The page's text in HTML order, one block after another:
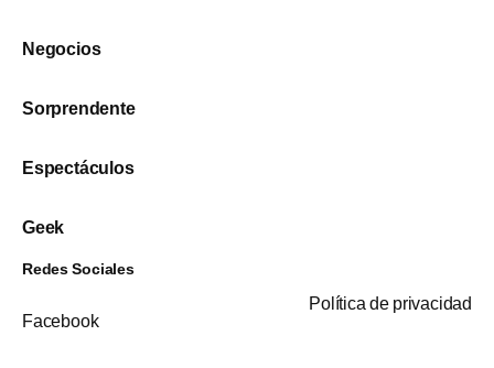
Negocios
Sorprendente
Espectáculos
Geek
Redes Sociales
Facebook
Política de privacidad